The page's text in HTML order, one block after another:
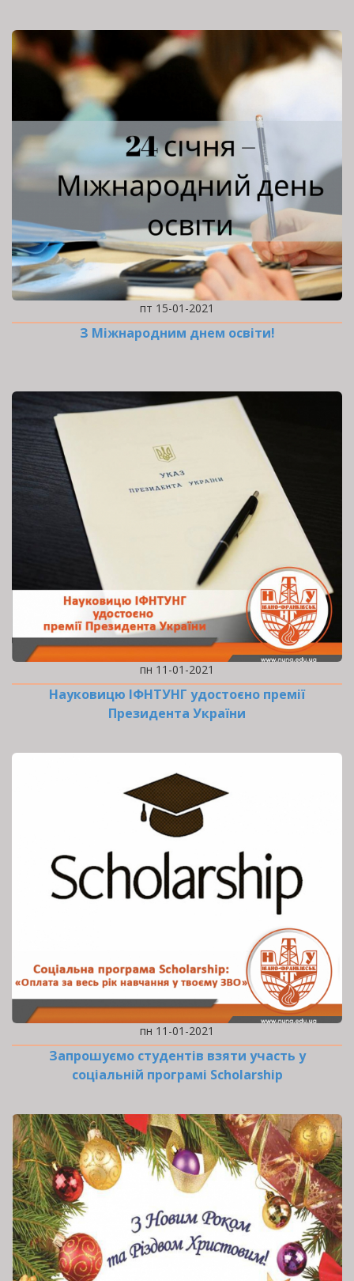
пт 15-01-2021
З Міжнародним днем освіти!
пн 11-01-2021
Науковицю ІФНТУНГ удостоєно премії
Президента України
пн 11-01-2021
Запрошуємо студентів взяти участь у
соціальній програмі Scholarship